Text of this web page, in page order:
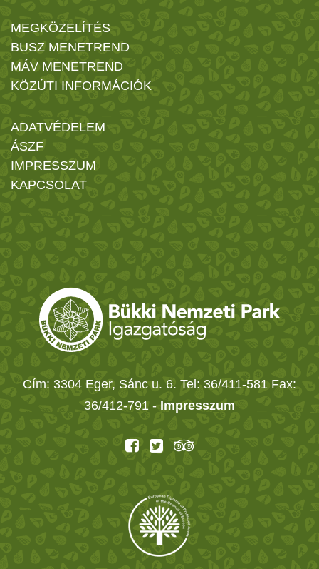
MEGKÖZELÍTÉS
BUSZ MENETREND
MÁV MENETREND
KÖZÚTI INFORMÁCIÓK
ADATVÉDELEM
ÁSZF
IMPRESSZUM
KAPCSOLAT
Cím: 3304 Eger, Sánc u. 6. Tel: 36/411-581 Fax:
36/412-791 - Impresszum